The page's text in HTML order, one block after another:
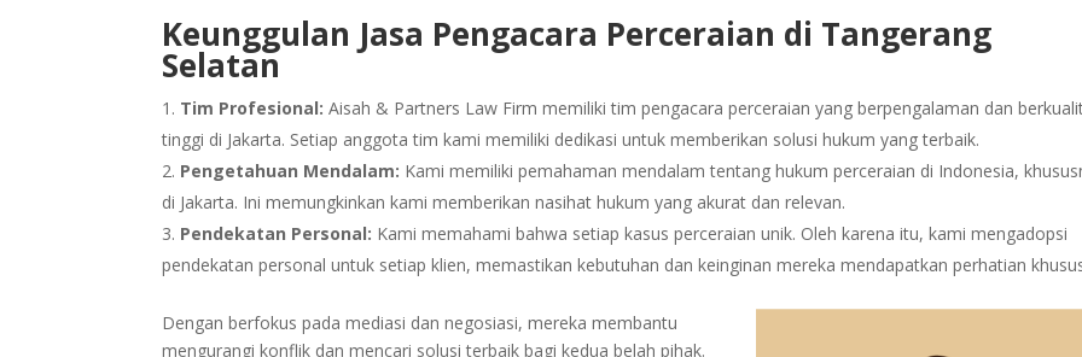
Keunggulan Jasa Pengacara Perceraian di Tangerang
Selatan
Tim Profesional: Aisah & Partners Law Firm memiliki tim pengacara perceraian yang berpengalaman dan
tinggi di Jakarta. Setiap anggota tim kami memiliki dedikasi untuk memberikan solusi hukum yang terbaik.
Pengetahuan Mendalam: Kami memiliki pemahaman mendalam tentang hukum perceraian di Indonesia,
di Jakarta. Ini memungkinkan kami memberikan nasihat hukum yang akurat dan relevan.
Pendekatan Personal: Kami memahami bahwa setiap kasus perceraian unik. Oleh karena itu, kami mengadopsi
pendekatan personal untuk setiap klien, memastikan kebutuhan dan keinginan mereka mendapatkan perhatian
Dengan berfokus pada mediasi dan negosiasi, mereka membantu
mengurangi konflik dan mencari solusi terbaik bagi kedua belah pihak.